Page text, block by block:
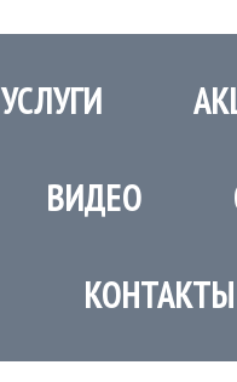
УСЛУГИ
ВИДЕО
КОНТАКТЫ